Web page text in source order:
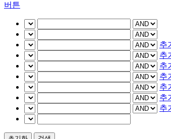
버튼
추
추
추
추
추
추
추